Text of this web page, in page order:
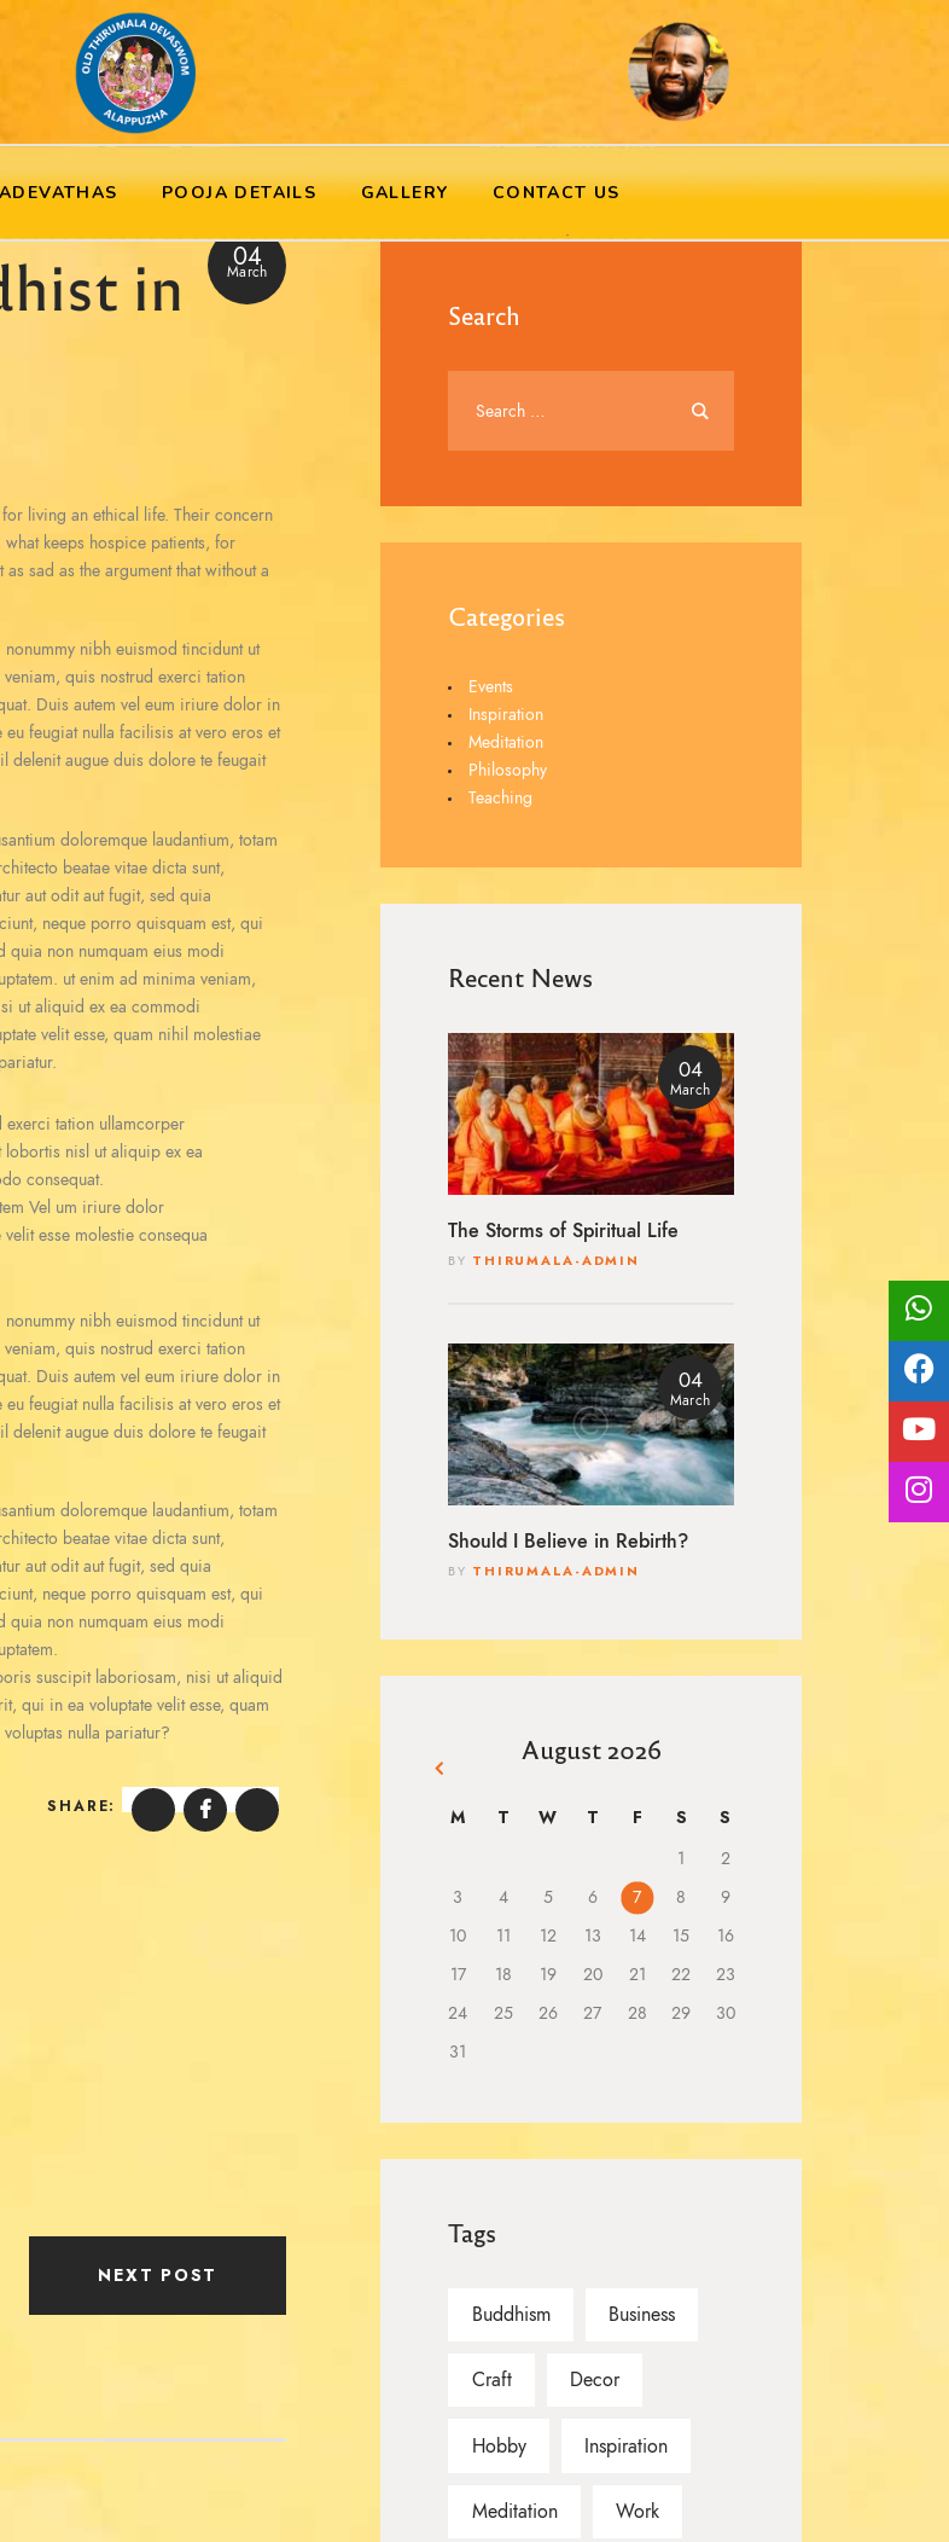
POOJA DETAILS GALLERY CONTACT US
04
March
in
living an ethical life. Their concern
keeps hospice patients, for
sad as the argument that without a
nibh euismod tincidunt ut
quis nostrud exerci tation
Duis autem vel eum iriure dolor in
feugiat nulla facilisis at vero eros et
delenit augue duis dolore te feugait
doloremque laudantium, totam
beatae vitae dicta sunt,
aut odit aut fugit, sed quia
neque porro quisquam est, qui
quia non numquam eius modi
ut enim ad minima veniam,
ut aliquid ex ea commodi
velit esse, quam nihil molestiae
exerci tation ullamcorper
lobortis nisl ut aliquip ex ea
consequat.
Vel um iriure dolor
velit esse molestie consequa
nibh euismod tincidunt ut
quis nostrud exerci tation
Duis autem vel eum iriure dolor in
feugiat nulla facilisis at vero eros et
delenit augue duis dolore te feugait
doloremque laudantium, totam
beatae vitae dicta sunt,
aut odit aut fugit, sed quia
neque porro quisquam est, qui
quia non numquam eius modi
suscipit laboriosam, nisi ut aliquid
qui in ea voluptate velit esse, quam
nulla pariatur?
SHARE:
NEXT POST
Search
Categories
Events
Inspiration
Meditation
Philosophy
Teaching
Recent News
04
March
The Storms of Spiritual Life
BY THIRUMALA-ADMIN
04
March
Should I Believe in Rebirth?
BY THIRUMALA-ADMIN
August 2026
M T W T F S S
1
2
3
4 5 6 7 8
9
10
11 12 13 14 15
16
17
18 19 20 21 22
23
24
25 26 27 28 29
30
31
« Mar
Tags
Buddhism Business
Craft Decor
Hobby Inspiration
Meditation Work